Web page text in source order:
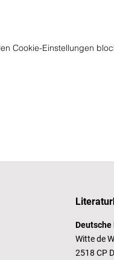
Cookie-Einstellungen
Deutsche
Witte de
2518 CP